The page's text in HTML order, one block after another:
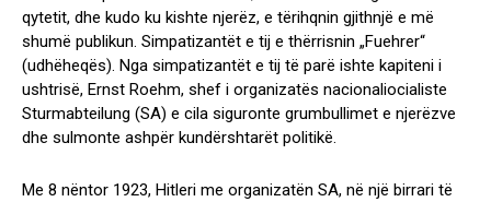
qytetit, dhe kudo ku kishte njerëz, e tërihqnin gjithnjë e më
shumë publikun. Simpatizantët e tij e thërrisnin „Fuehrer“
(udhëheqës). Nga simpatizantët e tij të parë ishte kapiteni i
ushtrisë, Ernst Roehm, shef i organizatës nacionaliocialiste
Sturmabteilung (SA) e cila siguronte grumbullimet e njerëzve
dhe sulmonte ashpër kundërshtarët politikë.
Me 8 nëntor 1923, Hitleri me organizatën SA, në një birrari të